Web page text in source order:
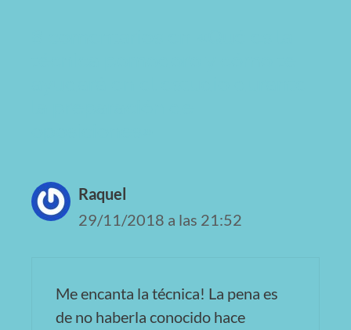
Raquel
29/11/2018 a las 21:52
Me encanta la técnica! La pena es
de no haberla conocido hace